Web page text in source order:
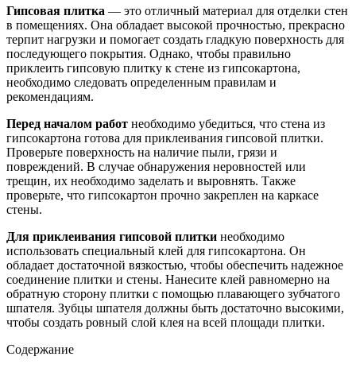
Гипсовая плитка — это отличный материал для отделки стен
в помещениях. Она обладает высокой прочностью, прекрасно
терпит нагрузки и помогает создать гладкую поверхность для
последующего покрытия. Однако, чтобы правильно
приклеить гипсовую плитку к стене из гипсокартона,
необходимо следовать определенным правилам и
рекомендациям.
Перед началом работ необходимо убедиться, что стена из
гипсокартона готова для приклеивания гипсовой плитки.
Проверьте поверхность на наличие пыли, грязи и
повреждений. В случае обнаружения неровностей или
трещин, их необходимо заделать и выровнять. Также
проверьте, что гипсокартон прочно закреплен на каркасе
стены.
Для приклеивания гипсовой плитки необходимо
использовать специальный клей для гипсокартона. Он
обладает достаточной вязкостью, чтобы обеспечить надежное
соединение плитки и стены. Нанесите клей равномерно на
обратную сторону плитки с помощью плавающего зубчатого
шпателя. Зубцы шпателя должны быть достаточно высокими,
чтобы создать ровный слой клея на всей площади плитки.
Содержание